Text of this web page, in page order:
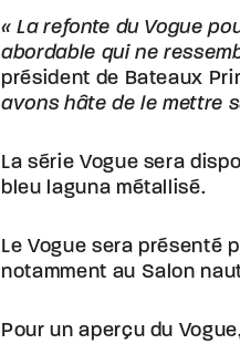
« La refonte du Vogue
abordable qui ne
président de Bateaux
avons hâte de le mettre
La série Vogue sera
bleu laguna métallisé.
Le Vogue sera présenté
notamment au Salon
Pour un aperçu du